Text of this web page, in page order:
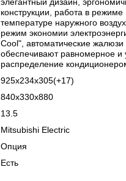
конструкции, работа в режиме
температуре наружного
режим экономии
Cool", автоматические жалюзи
обеспечивают равномерное и
распределение
925х234х305(+17)
840х330х880
13.5
Mitsubishi Electric
Опция
Есть